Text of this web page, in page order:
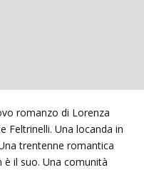
romanzo di Lorenza
Feltrinelli. Una locanda in
trentenne romantica
il suo. Una comunità